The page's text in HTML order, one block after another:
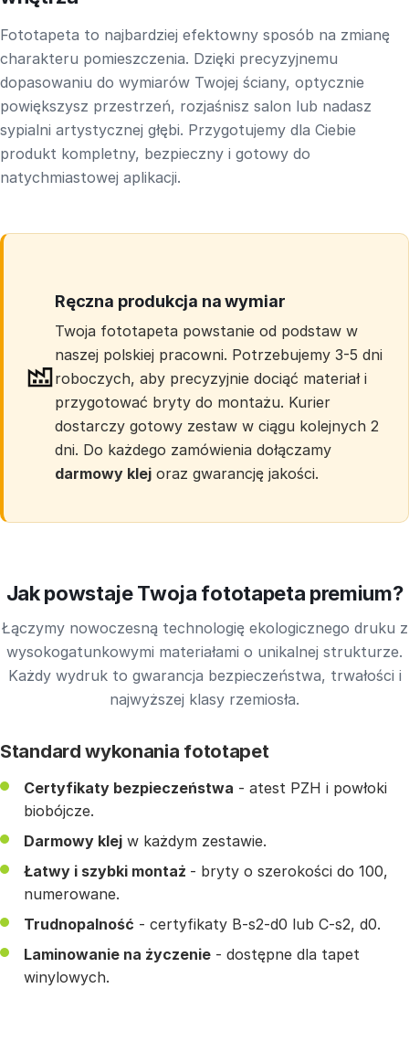
Fototapeta to najbardziej efektowny sposób na zmianę
charakteru pomieszczenia. Dzięki precyzyjnemu
dopasowaniu do wymiarów Twojej ściany, optycznie
powiększysz przestrzeń, rozjaśnisz salon lub nadasz
sypialni artystycznej głębi. Przygotujemy dla Ciebie
produkt kompletny, bezpieczny i gotowy do
natychmiastowej aplikacji.
Ręczna produkcja na wymiar
Twoja fototapeta powstanie od podstaw w
naszej polskiej pracowni. Potrzebujemy 3-5 dni
roboczych, aby precyzyjnie dociąć materiał i
przygotować bryty do montażu. Kurier
dostarczy gotowy zestaw w ciągu kolejnych 2
dni. Do każdego zamówienia dołączamy
darmowy klej oraz gwarancję jakości.
Jak powstaje Twoja fototapeta premium?
Łączymy nowoczesną technologię ekologicznego druku z
wysokogatunkowymi materiałami o unikalnej strukturze.
Każdy wydruk to gwarancja bezpieczeństwa, trwałości i
najwyższej klasy rzemiosła.
Standard wykonania fototapet
Certyfikaty bezpieczeństwa - atest PZH i powłoki
biobójcze.
Darmowy klej w każdym zestawie.
Łatwy i szybki montaż - bryty o szerokości do 100,
numerowane.
Trudnopalność - certyfikaty B-s2-d0 lub C-s2, d0.
Laminowanie na życzenie - dostępne dla tapet
winylowych.